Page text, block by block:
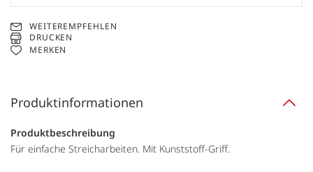
WEITEREMPFEHLEN
DRUCKEN
MERKEN
Produktinformationen
Produktbeschreibung
Für einfache Streicharbeiten. Mit Kunststoff-Griff.